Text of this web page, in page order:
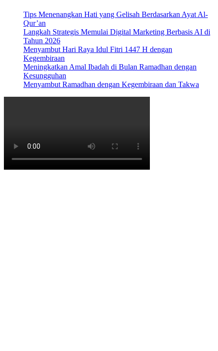
Tips Menenangkan Hati yang Gelisah Berdasarkan Ayat Al-
Qur’an
Langkah Strategis Memulai Digital Marketing Berbasis AI di
Tahun 2026
Menyambut Hari Raya Idul Fitri 1447 H dengan
Kegembiraan
Meningkatkan Amal Ibadah di Bulan Ramadhan dengan
Kesungguhan
Menyambut Ramadhan dengan Kegembiraan dan Takwa